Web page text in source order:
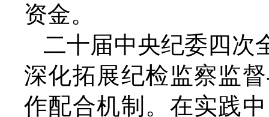
资金。
二十届中央纪委四次
深化拓展纪检监察监
作配合机制。在实践